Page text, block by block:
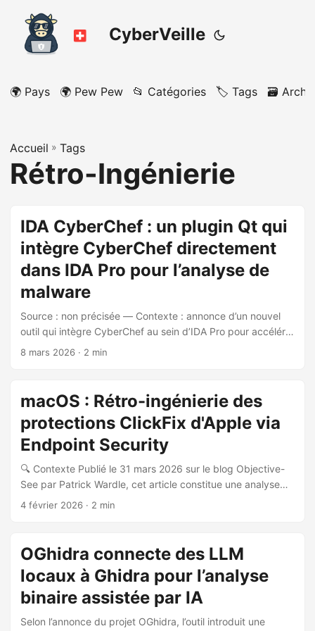
CyberVeille
🌍 Pays 🌍 Pew Pew 📂 Catégories 🏷️ Tags 🗃️
Accueil » Tags
Rétro-Ingénierie
IDA CyberChef : un plugin Qt qui
intègre CyberChef directement
dans IDA Pro pour l’analyse de
malware
Source : non précisée — Contexte : annonce d’un nouvel
outil qui intègre CyberChef au sein d’IDA Pro pour accélérer
les workflows d’analyse de malware et de rétro‑ingénierie. •
Pro afin d’éviter les allers‑retours avec l’UI web de
CyberChef. Il s’intègre avec des fonctions d’IDA (lecture du
curseur/sélection, ajout de commentaires, patching
d’octets) et permet de composer/chaîner des opérations
(ex. Base64, XOR) directement dans l’outil. ...
8 mars 2026 · 2 min
macOS : Rétro-ingénierie des
protections ClickFix d'Apple via
Endpoint Security
🔍 Contexte Publié le 31 mars 2026 sur le blog Objective-
See par Patrick Wardle, cet article constitue une analyse
technique approfondie de l’implémentation des protections
Endpoint Security (ES). 🎯 La technique ClickFix ClickFix
est une technique d’infection largement adoptée ciblant
macOS et Windows. Elle repose sur la manipulation sociale :
convaincre un utilisateur de copier-coller une commande
malveillante dans un terminal. Cette technique permet de
contourner des protections OS comme Gatekeeper et
4 février 2026 · 2 min
OGhidra connecte des LLM
locaux à Ghidra pour l’analyse
binaire assistée par IA
Selon l’annonce du projet OGhidra, l’outil introduit une